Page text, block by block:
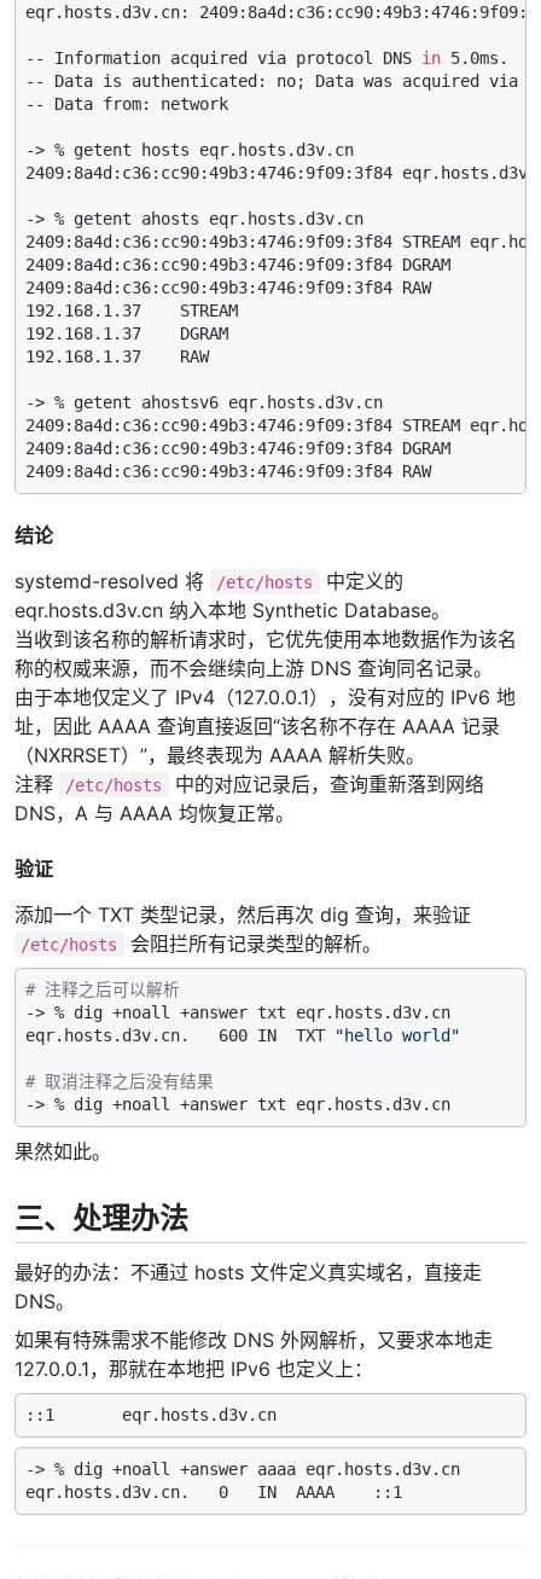
eqr.hosts.d3v.cn:
-- Information acquired via protocol DNS in 5.0ms.
-- Data is authenticated: no; Data was acquired via
-- Data from: network
-> % getent hosts eqr.hosts.d3v.cn
2409:8a4d:c36:cc90:49b3:4746:9f09:3f84
-> % getent ahosts eqr.hosts.d3v.cn
2409:8a4d:c36:cc90:49b3:4746:9f09:3f84 STREAM
2409:8a4d:c36:cc90:49b3:4746:9f09:3f84 DGRAM
2409:8a4d:c36:cc90:49b3:4746:9f09:3f84 RAW
192.168.1.37    STREAM
192.168.1.37    DGRAM
192.168.1.37    RAW
-> % getent ahostsv6 eqr.hosts.d3v.cn
2409:8a4d:c36:cc90:49b3:4746:9f09:3f84 STREAM
2409:8a4d:c36:cc90:49b3:4746:9f09:3f84 DGRAM
结论
systemd-resolved 将
/etc/hosts
中定义的
eqr.hosts.d3v.cn 纳入本地 Synthetic Database。
当收到该名称的解析请求时，它优先使用本地数据作为该名
称的权威来源，而不会继续向上游 DNS 查询同名记录。
由于本地仅定义了 IPv4（127.0.0.1），没有对应的 IPv6 地
址，因此 AAAA 查询直接返回“该名称不存在 AAAA 记录
（NXRRSET）”，最终表现为 AAAA 解析失败。
注释
/etc/hosts
中的对应记录后，查询重新落到网络
DNS，A 与 AAAA 均恢复正常。
验证
添加一个 TXT 类型记录，然后再次 dig 查询，来验证
/etc/hosts 会阻拦所有记录类型的解析。
# 注释之后可以解析
-> % dig +noall +answer txt eqr.hosts.d3v.cn
eqr.hosts.d3v.cn.   600 IN  TXT "hello world"
# 取消注释之后没有结果
果然如此。
三、处理办法
最好的办法：不通过 hosts 文件定义真实域名，直接走
DNS。
如果有特殊需求不能修改 DNS 外网解析，又要求本地走
127.0.0.1，那就在本地把 IPv6 也定义上：
-> % dig +noall +answer aaaa eqr.hosts.d3v.cn